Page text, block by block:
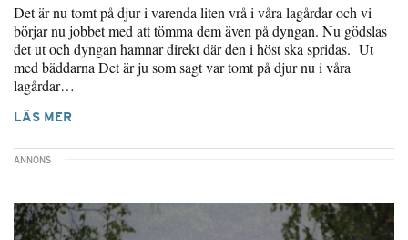
Det är nu tomt på djur i varenda liten vrå i våra lagårdar och vi
börjar nu jobbet med att tömma dem även på dyngan. Nu gödslas
det ut och dyngan hamnar direkt där den i höst ska spridas. Ut
med bäddarna Det är ju som sagt var tomt på djur nu i våra
lagårdar…
LÄS MER